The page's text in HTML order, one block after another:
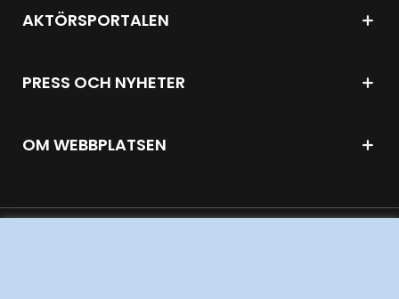
AKTÖRSPORTALEN
PRESS OCH NYHETER
OM WEBBPLATSEN